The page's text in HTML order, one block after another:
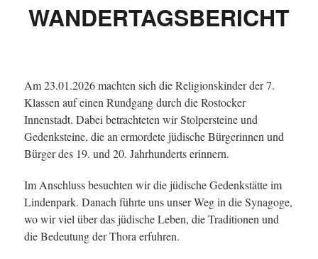
WANDERTAGSBERICHT
Am 23.01.2026 machten sich die Religionskinder der 7.
Klassen auf einen Rundgang durch die Rostocker
Innenstadt. Dabei betrachteten wir Stolpersteine und
Gedenksteine, die an ermordete jüdische Bürgerinnen und
Bürger des 19. und 20. Jahrhunderts erinnern.
Im Anschluss besuchten wir die jüdische Gedenkstätte im
Lindenpark. Danach führte uns unser Weg in die Synagoge,
wo wir viel über das jüdische Leben, die Traditionen und
die Bedeutung der Thora erfuhren.